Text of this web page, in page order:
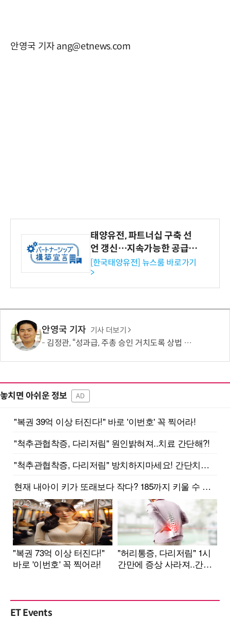
안영국 기자 ang@etnews.com
태양유전, 파트너십 구축 선
언 갱신…지속가능한 공급망
협력 강화
[한국태양유전] 뉴스룸 바로가기
>
안영국 기자 기사 더보기
김정관, “성과급, 주총 승인 거치도록 상법 개정”
놓치면 아쉬운 정보 AD
ET Events